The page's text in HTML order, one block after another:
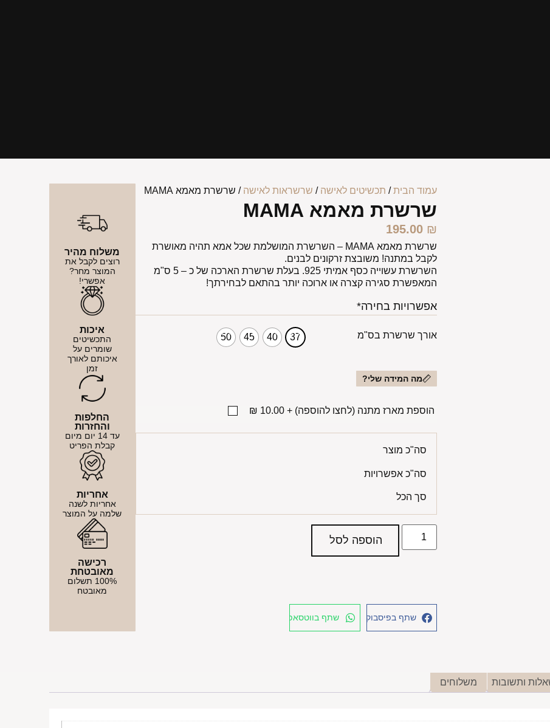
עמוד הבית/ תכשיטים לאישה / שרשראות לאישה / שרשרת מאמא MAMA
שרשרת מאמא MAMA
195.00 ₪
שרשרת מאמא MAMA
– השרשרת המושלמת שכל אמא תהיה מאושרת
לקבל במתנה! משובצת זרקונים לבנים.
השרשרת עשוייה כסף אמיתי 925. בעלת שרשרת הארכה של כ – 5 ס"מ
המאפשרת סגירה קצרה או ארוכה יותר בהתאם לבחירתך!
אפשרויות בחירה*
אורך שרשרת בס"מ 37
40
45
50
מה המידה שלי?
הוספת מארז מתנה (לחצו להוספה) +
10.00 ₪
סה"כ מוצר
סה"כ אפשרויות
סך הכל
הוספה לסל
שתף בפיסבוק שתף בווטסאפ
משלוח מהיר
רוצים לקבל את
המוצר מחר?
אפשרי!
איכות
התכשיטים
שומרים על
איכותם לאורך
זמן
החלפות
והחזרות
עד 14 יום מיום
קבלת הפריט
אחריות
אחריות לשנה
שלמה על המוצר
רכישה
מאובטחת
100% תשלום
מאובטח
ותשובות משלוחים